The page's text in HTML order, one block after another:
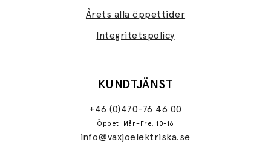
Årets alla öppettider
Integritetspolicy
KUNDTJÄNST
+46 (0)470-76 46 00
Öppet: Mån–Fre: 10-16
info@vaxjoelektriska.se